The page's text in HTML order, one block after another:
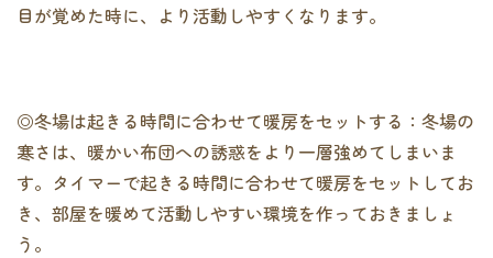
目が覚めた時に、より活動しやすくなります。
◎冬場は起きる時間に合わせて暖房をセットする：冬場の
寒さは、暖かい布団への誘惑をより一層強めてしまいま
す。タイマーで起きる時間に合わせて暖房をセットしてお
き、部屋を暖めて活動しやすい環境を作っておきましょ
う。